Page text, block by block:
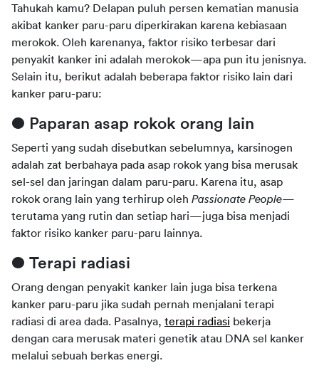
Tahukah kamu? Delapan puluh persen kematian manusia
akibat kanker paru-paru diperkirakan karena kebiasaan
merokok. Oleh karenanya, faktor risiko terbesar dari
penyakit kanker ini adalah merokok—apa pun itu jenisnya.
Selain itu, berikut adalah beberapa faktor risiko lain dari
kanker paru-paru:
● Paparan asap rokok orang lain
Seperti yang sudah disebutkan sebelumnya, karsinogen
adalah zat berbahaya pada asap rokok yang bisa merusak
sel-sel dan jaringan dalam paru-paru. Karena itu, asap
rokok orang lain yang terhirup oleh Passionate People—
terutama yang rutin dan setiap hari—juga bisa menjadi
faktor risiko kanker paru-paru lainnya.
● Terapi radiasi
Orang dengan penyakit kanker lain juga bisa terkena
kanker paru-paru jika sudah pernah menjalani terapi
radiasi di area dada. Pasalnya, terapi radiasi bekerja
dengan cara merusak materi genetik atau DNA sel kanker
melalui sebuah berkas energi.